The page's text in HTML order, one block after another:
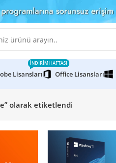
Lisansları
İNDIRIM HAFTASI
Office Lisansları
olarak etiketlendi